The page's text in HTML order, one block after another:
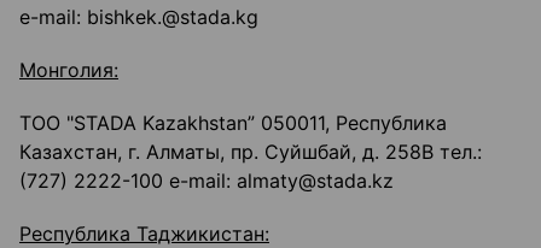
e-mail: bishkek.@stada.kg
Монголия:
ТОО "STADA Kazakhstan” 050011, Республика
Казахстан, г. Алматы, пр. Суйшбай, д. 258В тел.:
(727) 2222-100 e-mail: almaty@stada.kz
Республика Таджикистан: